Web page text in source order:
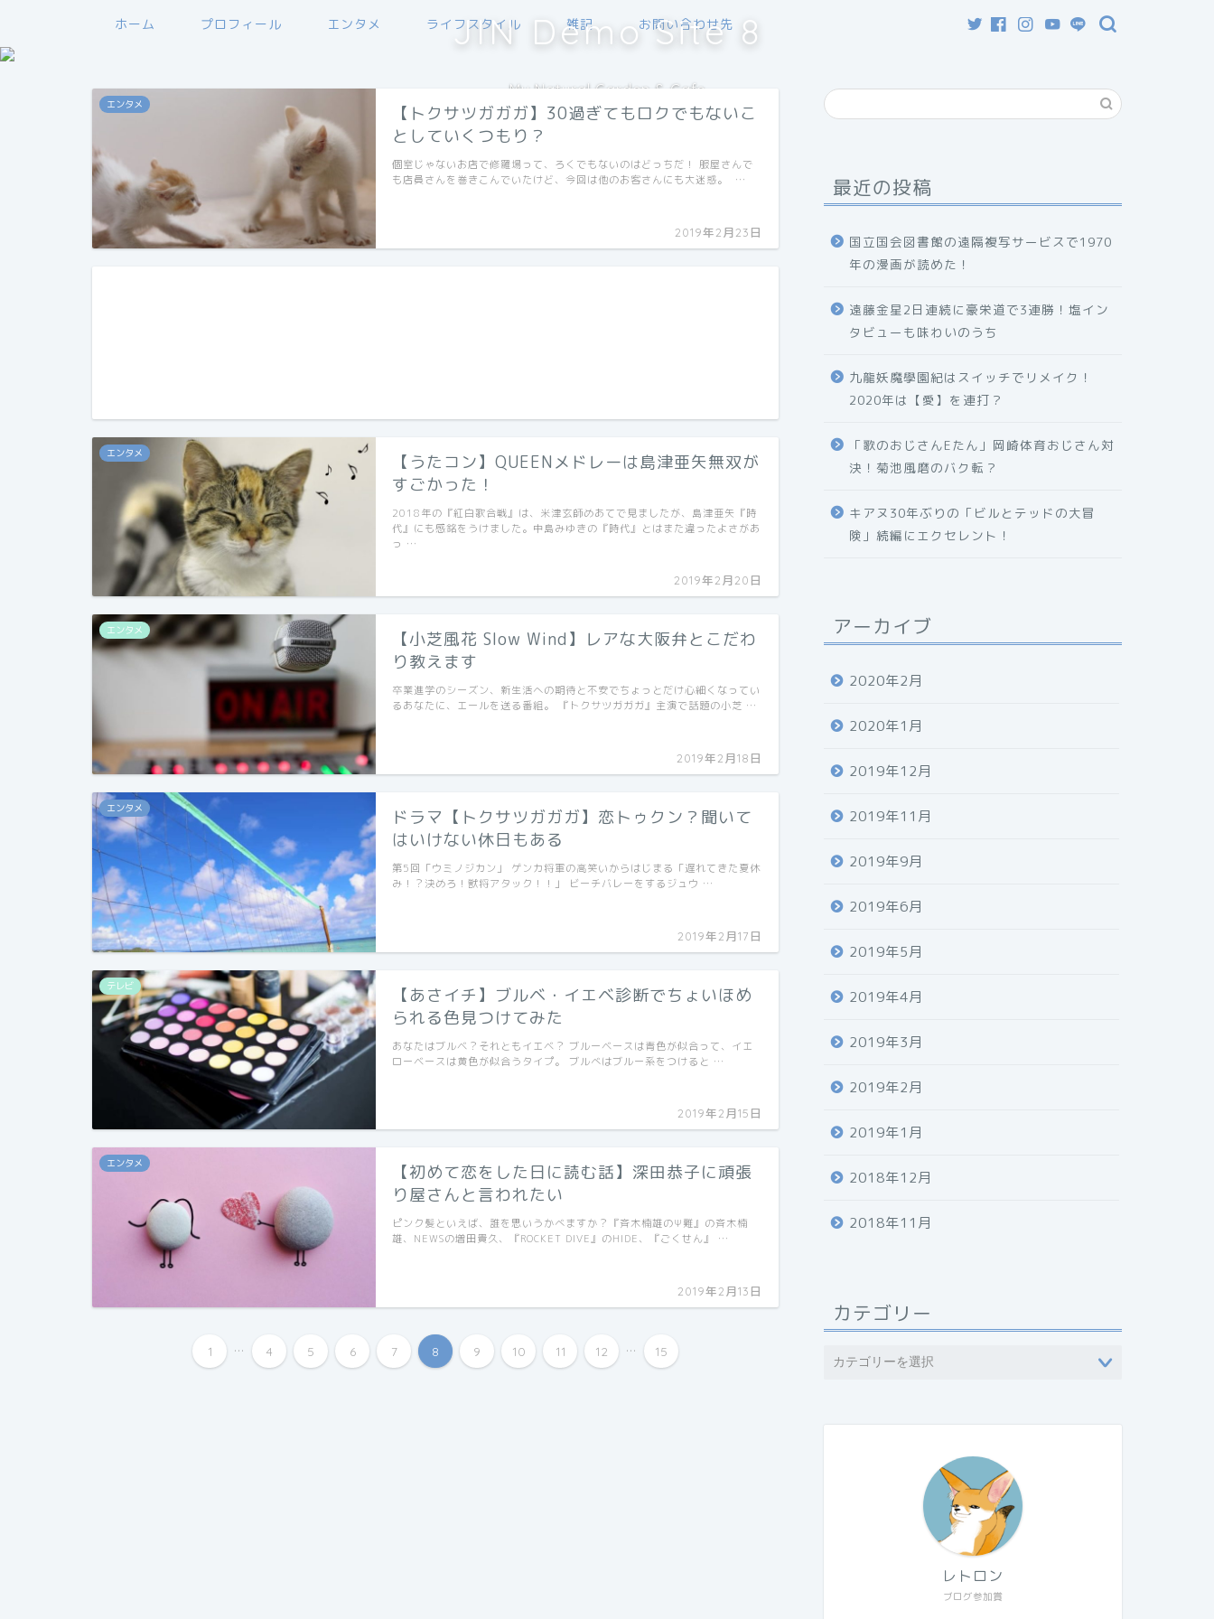
ホーム プロフィール エンタメ ライフスタイル 雑記 お問い合わせ先
JIN Demo Site 8
My Natural Garden & Cafe
エンタメ
【トクサツガガガ】30過ぎてもロクでもないこ
としていくつもり？
2019年2月23日
個室じゃないお店で修羅場って、ろくでもないのはどっちだ！ 服屋さんで
も店員さんを巻きこんでいたけど、今回は他のお客さんにも大迷惑。 …
エンタメ
【うたコン】QUEENメドレーは島津亜矢無双が
すごかった！
2019年2月20日
2018年の『紅白歌合戦』は、米津玄師めあてで見ましたが、島津亜矢『時
代』にも感銘をうけました。中島みゆきの『時代』とはまた違ったよさがあ
っ …
エンタメ
【小芝風花 Slow Wind】レアな大阪弁とこだわ
り教えます
2019年2月18日
卒業進学のシーズン、新生活への期待と不安でちょっとだけ心細くなってい
るあなたに、エールを送る番組。 『トクサツガガガ』主演で話題の小芝 …
エンタメ
ドラマ【トクサツガガガ】恋トゥクン？聞いて
はいけない休日もある
2019年2月17日
第5回「ウミノジカン」 ゲンカ将軍の高笑いからはじまる「遅れてきた夏休
み！？決めろ！獣将アタック！！」 ビーチバレーをするジュウ …
テレビ
【あさイチ】ブルベ・イエベ診断でちょいほめ
られる色見つけてみた
2019年2月15日
あなたはブルベ？それともイエベ？ ブルーベースは青色が似合って、イエ
ローベースは黄色が似合うタイプ。 ブルべはブルー系をつけると …
エンタメ
【初めて恋をした日に読む話】深田恭子に頑張
り屋さんと言われたい
2019年2月13日
ピンク髪といえば、誰を思いうかべますか？『斉木楠雄のΨ難』の斉木楠
雄、NEWSの増田貴久、『ROCKET DIVE』のHIDE、『ごくせん』 …
1 ... 4 5 6 7 8 9 10 11 12 ... 15
最近の投稿
国立国会図書館の遠隔複写サービスで1970
年の漫画が読めた！
遠藤金星2日連続に豪栄道で3連勝！塩イン
タビューも味わいのうち
九龍妖魔學園紀はスイッチでリメイク！
2020年は【愛】を連打？
「歌のおじさんEたん」岡崎体育おじさん対
決！菊池風磨のバク転？
キアヌ30年ぶりの「ビルとテッドの大冒
険」続編にエクセレント！
アーカイブ
2020年2月
2020年1月
2019年12月
2019年11月
2019年9月
2019年6月
2019年5月
2019年4月
2019年3月
2019年2月
2019年1月
2018年12月
2018年11月
カテゴリー
ブログ参加賞
レトロン